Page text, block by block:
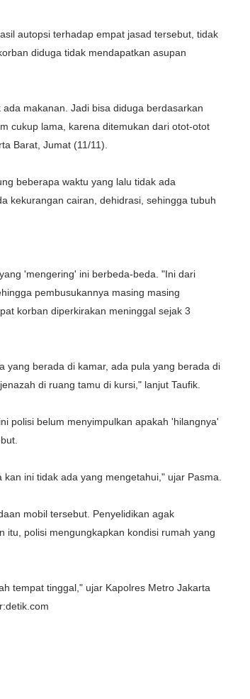
autopsi terhadap empat jasad tersebut, tidak
diduga tidak mendapatkan asupan
makanan. Jadi bisa diduga berdasarkan
cukup lama, karena ditemukan dari otot-otot
Barat, Jumat (11/11).
beberapa waktu yang lalu tidak ada
kekurangan cairan, dehidrasi, sehingga tubuh
'mengering' ini berbeda-beda. "Ini dari
pembusukannya masing masing
korban diperkirakan meninggal sejak 3
yang berada di kamar, ada pula yang berada di
di ruang tamu di kursi," lanjut Taufik.
polisi belum menyimpulkan apakah 'hilangnya'
ini tidak ada yang mengetahui," ujar Pasma.
mobil tersebut. Penyelidikan agak
itu, polisi mengungkapkan kondisi rumah yang
tempat tinggal," ujar Kapolres Metro Jakarta